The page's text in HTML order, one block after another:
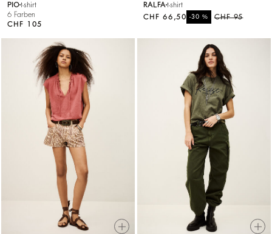
PIOt-shirt
6 Farben
CHF 105
RALFA t-shirt
CHF 95
-30 %
CHF 66,50